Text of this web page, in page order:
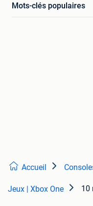
Mots-clés populaires
Accueil
Jeux | Xbox One 10